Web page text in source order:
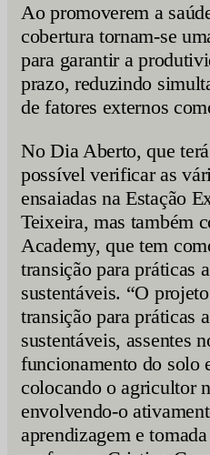
Ao promoverem a
cobertura tornam-se
para garantir a
prazo, reduzindo
de fatores externos
No Dia Aberto, que
possível verificar as
ensaiadas na Estação
Teixeira, mas também
Academy, que tem
transição para práticas
sustentáveis. “O
transição para práticas
sustentáveis, assentes
funcionamento do solo
colocando o agricultor
envolvendo-o
aprendizagem e